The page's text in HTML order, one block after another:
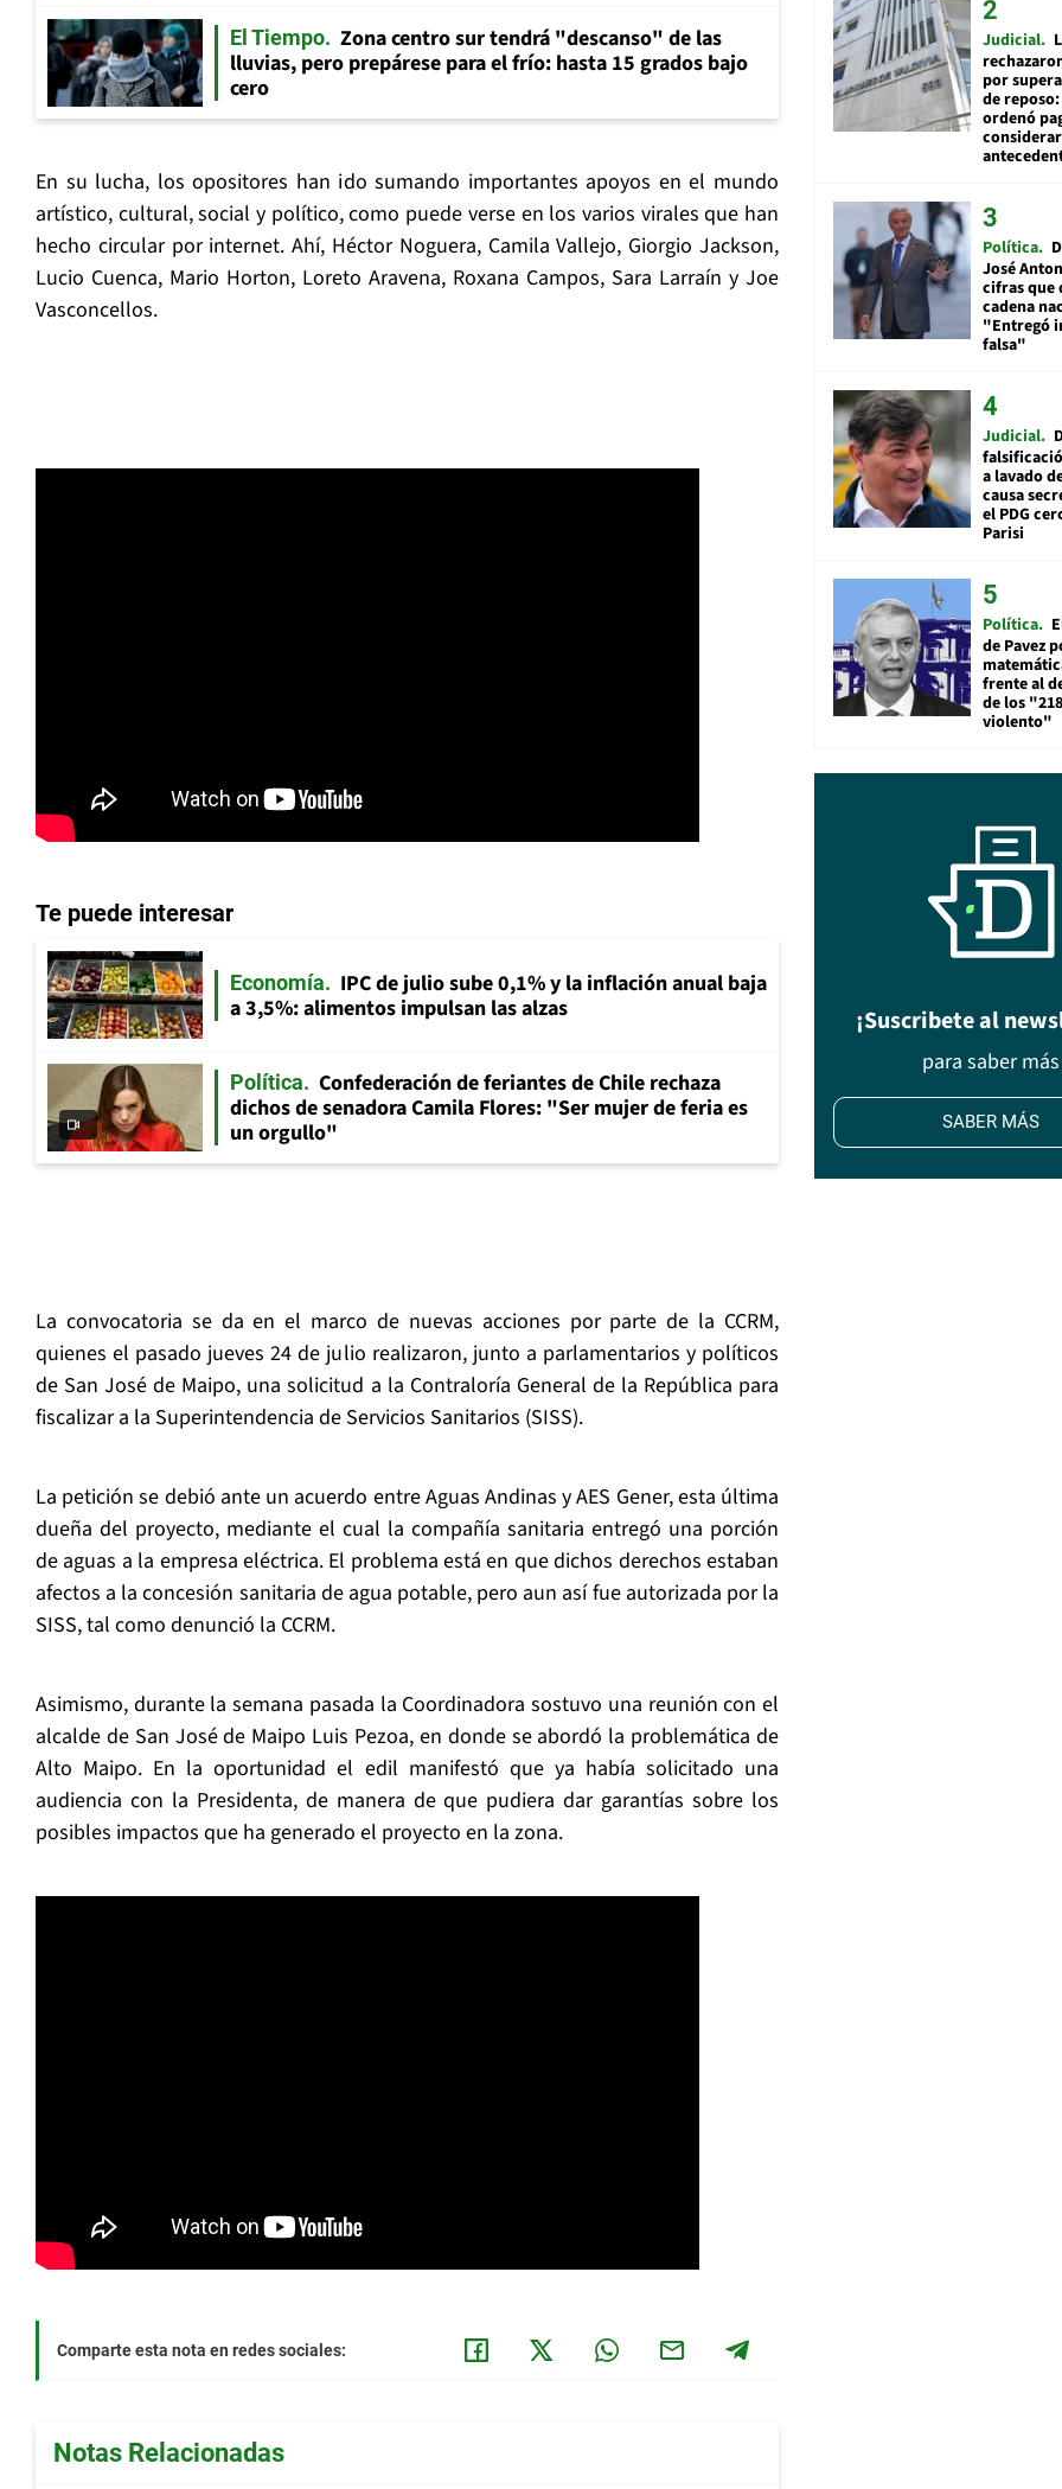
El Tiempo
Zona centro sur tendrá "descanso" de las
lluvias, pero prepárese para el frío: hasta 15 grados bajo
cero
En su lucha, los opositores han ido sumando importantes apoyos en el mundo
artístico, cultural, social y político, como puede verse en los varios virales que han
hecho circular por internet. Ahí, Héctor Noguera, Camila Vallejo, Giorgio Jackson,
Lucio Cuenca, Mario Horton, Loreto Aravena, Roxana Campos, Sara Larraín y Joe
Vasconcellos.
Te puede interesar
Economía
IPC de julio sube 0,1% y la inflación anual baja
a 3,5%: alimentos impulsan las alzas
Política
Confederación de feriantes de Chile rechaza
dichos de senadora Camila Flores: "Ser mujer de feria es
un orgullo"
La convocatoria se da en el marco de nuevas acciones por parte de la CCRM,
quienes el pasado jueves 24 de julio realizaron, junto a parlamentarios y políticos
de San José de Maipo, una solicitud a la Contraloría General de la República para
fiscalizar a la Superintendencia de Servicios Sanitarios (SISS).
La petición se debió ante un acuerdo entre Aguas Andinas y AES Gener, esta última
dueña del proyecto, mediante el cual la compañía sanitaria entregó una porción
de aguas a la empresa eléctrica. El problema está en que dichos derechos estaban
afectos a la concesión sanitaria de agua potable, pero aun así fue autorizada por la
SISS, tal como denunció la CCRM.
Asimismo, durante la semana pasada la Coordinadora sostuvo una reunión con el
alcalde de San José de Maipo Luis Pezoa, en donde se abordó la problemática de
Alto Maipo. En la oportunidad el edil manifestó que ya había solicitado una
audiencia con la Presidenta, de manera de que pudiera dar garantías sobre los
posibles impactos que ha generado el proyecto en la zona.
Comparte esta nota en redes sociales:
Notas Relacionadas
Judicial
por
de
ordenó
Política
José
cifras que
cadena
"Entregó
falsa"
Judicial
a lavado
causa
el PDG
Parisi
Política
de Pavez
frente al
de los
violento"
¡Suscribete al
para saber más
SABER MÁS